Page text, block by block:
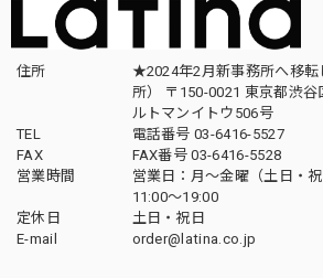
住所
★2024年2月新事務所へ移転
所） 〒150-0021 東京都渋谷
ルトマンイトウ506号
TEL
電話番号 03-6416-5527
FAX
FAX番号 03-6416-5528
営業時間
営業日：月〜金曜（土日・
11:00〜19:00
定休日
土日・祝日
E-mail
order@latina.co.jp